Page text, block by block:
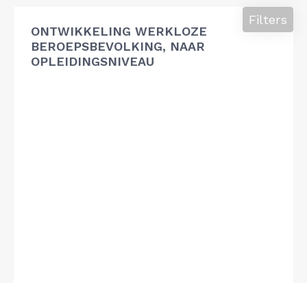
ONTWIKKELING WERKLOZE
BEROEPSBEVOLKING, NAAR
OPLEIDINGSNIVEAU
Filters